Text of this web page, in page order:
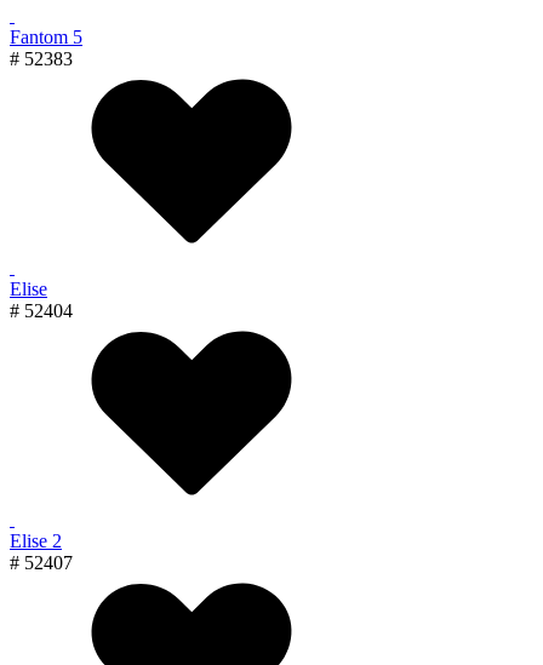
Fantom 5
# 52383
Elise
# 52404
Elise 2
# 52407